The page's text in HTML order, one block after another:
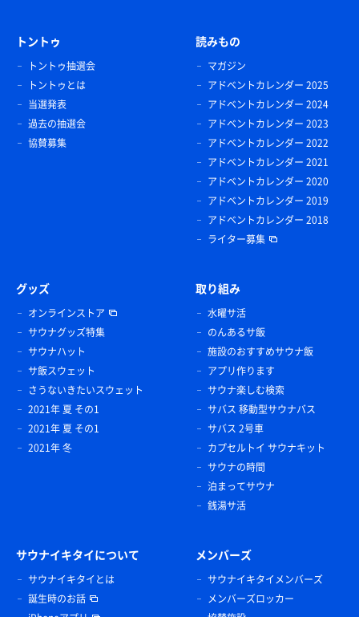
トントゥ
トントゥ抽選会
トントゥとは
当選発表
過去の抽選会
協賛募集
読みもの
マガジン
アドベントカレンダー 2025
アドベントカレンダー 2024
アドベントカレンダー 2023
アドベントカレンダー 2022
アドベントカレンダー 2021
アドベントカレンダー 2020
アドベントカレンダー 2019
アドベントカレンダー 2018
ライター募集
グッズ
オンラインストア
サウナグッズ特集
サウナハット
サ飯スウェット
さうないきたいスウェット
2021年 夏 その1
2021年 夏 その1
2021年 冬
取り組み
水曜サ活
のんあるサ飯
施設のおすすめサウナ飯
アプリ作ります
サウナ楽しむ検索
サバス 移動型サウナバス
サバス 2号車
カプセルトイ サウナキット
サウナの時間
泊まってサウナ
銭湯サ活
サウナイキタイについて
サウナイキタイとは
誕生時のお話
メンバーズ
サウナイキタイメンバーズ
メンバーズロッカー